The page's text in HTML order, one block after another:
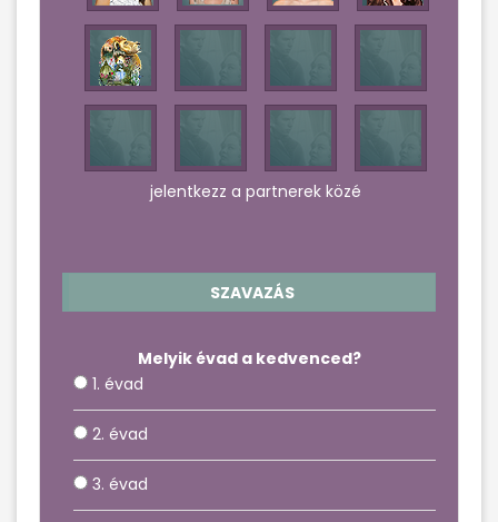
jelentkezz a partnerek közé
SZAVAZÁS
Melyik évad a kedvenced?
1. évad
2. évad
3. évad